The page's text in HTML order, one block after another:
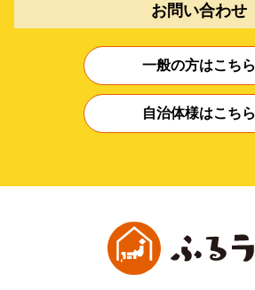
お問い合わせ
一般の方はこちら
自治体様はこちら